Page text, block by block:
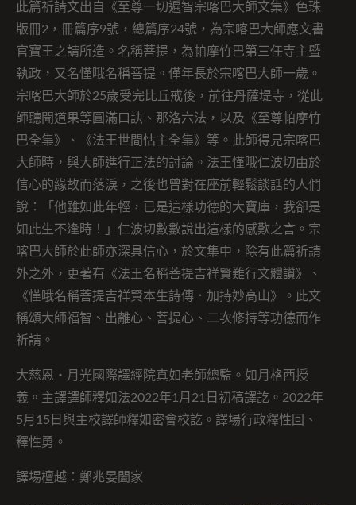
此篇祈請文出自《至尊一切遍智宗喀巴大師文集》色珠
版冊2，冊篇序9號，總篇序24號，為宗喀巴大師應文書
官寶王之請所造。名稱菩提，為帕摩竹巴第三任寺主暨
執政，又名慬哦名稱菩提。僅年長於宗喀巴大師一歲。
宗喀巴大師於25歲受完比丘戒後，前往丹薩堤寺，從此
師聽聞道果等圓滿口訣、那洛六法，以及《至尊帕摩竹
巴全集》、《法王世間怙主全集》等。此師得見宗喀巴
大師時，與大師進行正法的討論。法王慬哦仁波切由於
信心的緣故而落淚，之後也曾對在座前輕鬆談話的人們
說：「他雖如此年輕，已是這樣功德的大寶庫，我卻是
如此生不逢時！」仁波切數數說出這樣的感歎之言。宗
喀巴大師於此師亦深具信心，於文集中，除有此篇祈請
外之外，更著有《法王名稱菩提吉祥賢難行文體讚》、
《慬哦名稱菩提吉祥賢本生詩傳．加持妙高山》。此文
稱頌大師福智、出離心、菩提心、二次修持等功德而作
祈請。
大慈恩・月光國際譯經院真如老師總監。如月格西授
義。主譯譯師釋如法2022年1月21日初稿譯訖。2022年
5月15日與主校譯師釋如密會校訖。譯場行政釋性回、
釋性勇。
譯場檀越：鄭兆晏闔家